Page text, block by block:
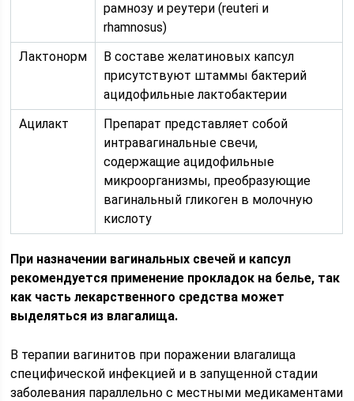
рамнозу и реутери (reuteri и
rhamnosus)
Лактонорм
В составе желатиновых капсул
присутствуют штаммы бактерий
ацидофильные лактобактерии
Ацилакт
Препарат представляет собой
интравагинальные свечи,
содержащие ацидофильные
микроорганизмы, преобразующие
вагинальный гликоген в молочную
кислоту
При назначении вагинальных свечей и капсул
рекомендуется применение прокладок на белье, так
как часть лекарственного средства может
выделяться из влагалища.
В терапии вагинитов при поражении влагалища
специфической инфекцией и в запущенной стадии
заболевания параллельно с местными медикаментами